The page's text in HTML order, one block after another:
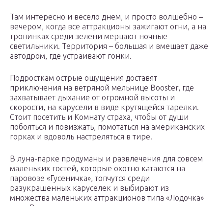
Там интересно и весело днем, и просто волшебно –
вечером, когда все аттракционы зажигают огни, а на
тропинках среди зелени мерцают ночные
светильники. Территория – большая и вмещает даже
автодром, где устраивают гонки.
Подросткам острые ощущения доставят
приключения на ветряной мельнице Booster, где
захватывает дыхание от огромной высоты и
скорости, на карусели в виде крутящейся тарелки.
Стоит посетить и Комнату страха, чтобы от души
побояться и повизжать, помотаться на американских
горках и вдоволь настреляться в тире.
В луна-парке продуманы и развлечения для совсем
маленьких гостей, которые охотно катаются на
паровозе «Гусеничка», топчутся среди
разукрашенных каруселек и выбирают из
множества маленьких аттракционов типа «Лодочка»